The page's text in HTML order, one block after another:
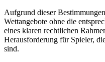
Aufgrund dieser
Wettangebote ohne die
eines klaren rechtlichen
Herausforderung für Spieler,
sind.